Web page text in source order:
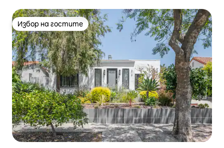
Избор на гостите
Избор на гостите